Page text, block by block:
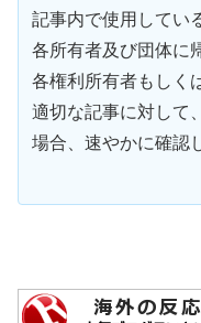
記事内で使用してい
各所有者及び団体に
各権利所有者もしく
適切な記事に対して
場合、速やかに確認